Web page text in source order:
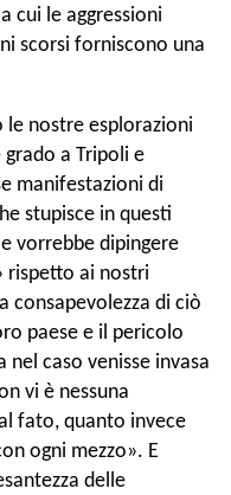
cui le aggressioni
scorsi forniscono una
le nostre esplorazioni
a Tripoli e
manifestazioni di
stupisce in questi
vorrebbe dipingere
rispetto ai nostri
consapevolezza di ciò
paese e il pericolo
caso venisse invasa
vi è nessuna
fato, quanto invece
ogni mezzo». E
delle